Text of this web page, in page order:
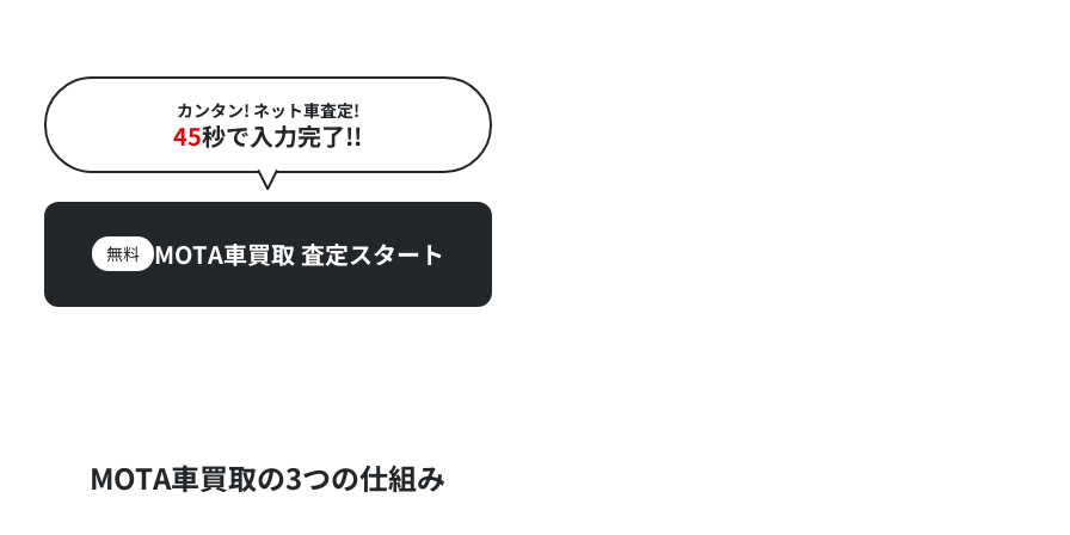
カンタン! ネット車査定!
45秒で入力完了!!
無料 MOTA車買取 査定スタート
MOTA車買取の3つの仕組み